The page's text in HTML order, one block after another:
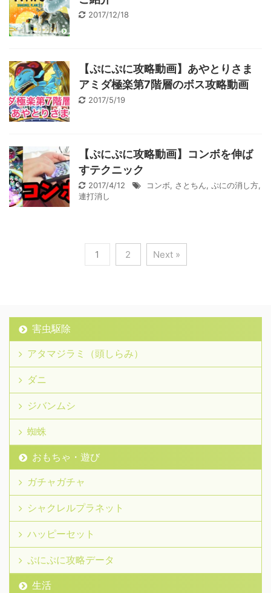
2017/12/18
【ぷにぷに攻略動画】あやとりさま
アミダ極楽第7階層のボス攻略動画
2017/5/19
【ぷにぷに攻略動画】コンボを伸ば
すテクニック
2017/4/12 コンボ, さとちん, ぷにの消し方,
連打消し
1 2 Next »
害虫駆除
アタマジラミ（頭しらみ）
ダニ
ジバンムシ
蜘蛛
おもちゃ・遊び
ガチャガチャ
シャクレルプラネット
ハッピーセット
ぷにぷに攻略データ
生活